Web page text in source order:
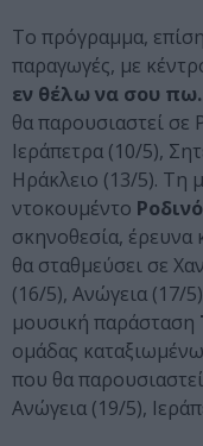
Το πρόγραμμα,
παραγωγές, με
εν θέλω να σου
θα παρουσιαστεί σε
Ιεράπετρα (10/5),
Ηράκλειο (13/5). Τη
ντοκουμέντο
σκηνοθεσία, έρευνα
θα σταθμεύσει σε
(16/5), Ανώγεια (17/
μουσική παράσταση
ομάδας
που θα
Ανώγεια (19/5),